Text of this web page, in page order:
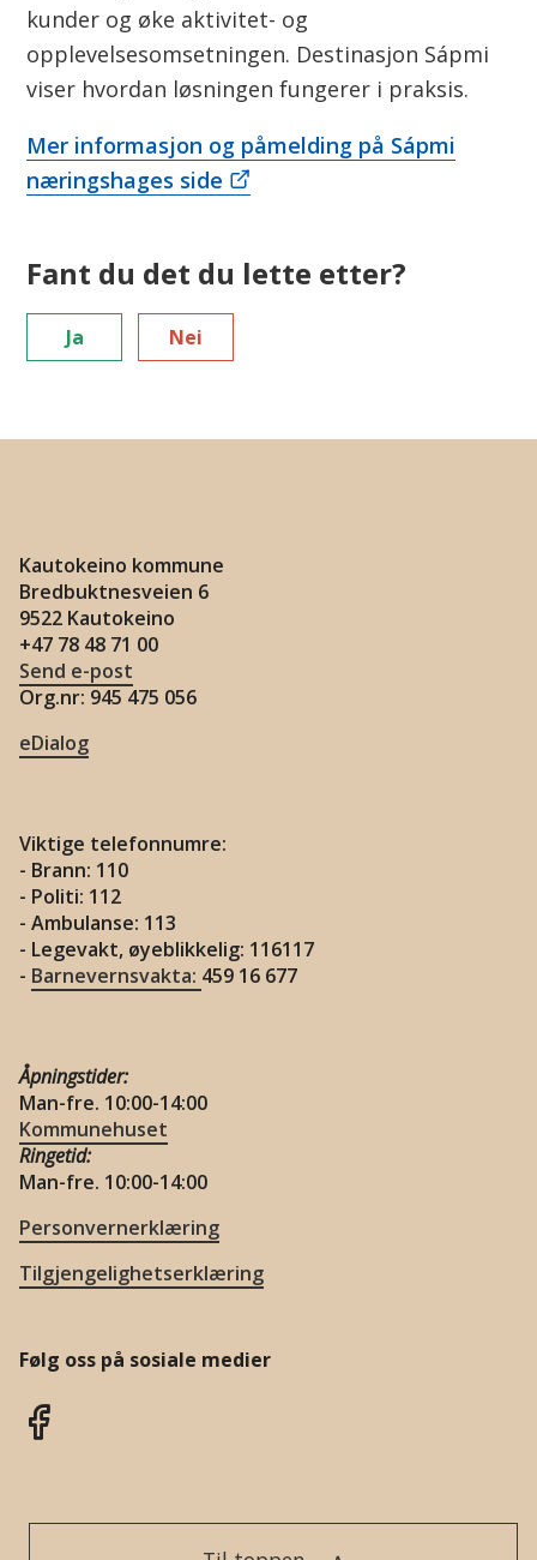
kunder og øke aktivitet- og
opplevelsesomsetningen. Destinasjon Sápmi
viser hvordan løsningen fungerer i praksis.
Mer informasjon og påmelding på Sápmi
næringshages side
Fant du det du lette etter?
Ja Nei
Kautokeino kommune
Bredbuktnesveien 6
9522 Kautokeino
+47 78 48 71 00
Send e-post
Org.nr: 945 475 056
eDialog
Viktige telefonnumre:
- Brann: 110
- Politi: 112
- Ambulanse: 113
- Legevakt, øyeblikkelig: 116117
- Barnevernsvakta: 459 16 677
Åpningstider:
Man-fre. 10:00-14:00
Kommunehuset
Ringetid:
Man-fre. 10:00-14:00
Personvernerklæring
Tilgjengelighetserklæring
Følg oss på sosiale medier